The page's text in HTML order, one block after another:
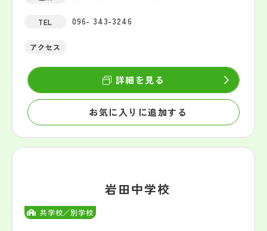
TEL 096- 343-3246
アクセス
お気に入りに追加する
詳細を見る
共学校／別学校
岩田中学校